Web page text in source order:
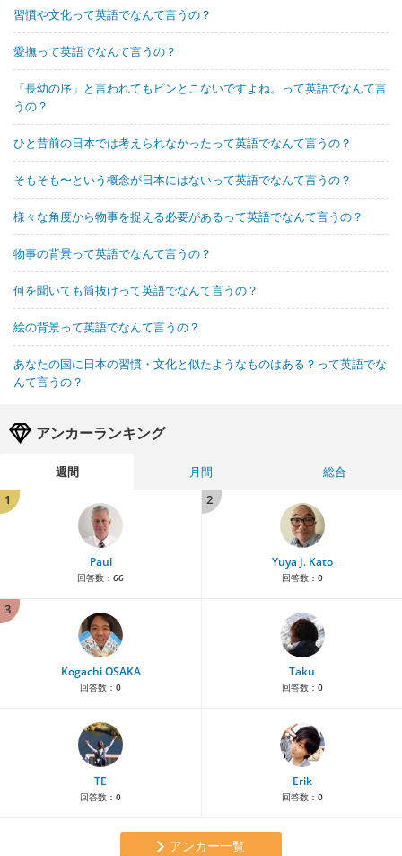
習慣や文化って英語でなんて言うの？
愛撫って英語でなんて言うの？
「長幼の序」と言われてもピンとこないですよね。って英語でなんて言
うの？
ひと昔前の日本では考えられなかったって英語でなんて言うの？
そもそも〜という概念が日本にはないって英語でなんて言うの？
様々な角度から物事を捉える必要があるって英語でなんて言うの？
物事の背景って英語でなんて言うの？
何を聞いても筒抜けって英語でなんて言うの？
絵の背景って英語でなんて言うの？
あなたの国に日本の習慣・文化と似たようなものはある？って英語でな
んて言うの？
アンカーランキング
週間 月間
総合
1
Paul
回答数： 66
2
Yuya J. Kato
回答数： 0
3
Kogachi OSAKA
回答数： 0
Taku
回答数： 0
TE
回答数： 0
Erik
回答数： 0
アンカー一覧